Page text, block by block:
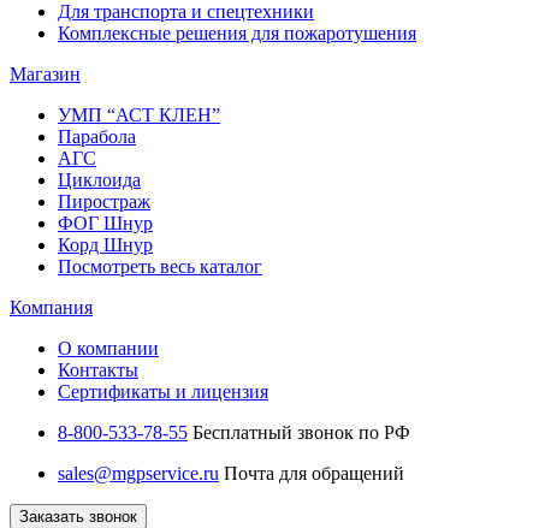
Для транспорта и спецтехники
Комплексные решения для пожаротушения
Магазин
УМП “АСТ КЛЕН”
Парабола
АГС
Циклоида
Пиростраж
ФОГ Шнур
Корд Шнур
Посмотреть весь каталог
Компания
О компании
Контакты
Сертификаты и лицензия
8-800-533-78-55 Бесплатный звонок по РФ
sales@mgpservice.ru Почта для обращений
Заказать звонок